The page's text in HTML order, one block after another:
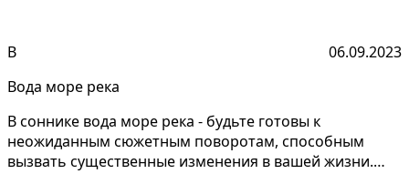
В
06.09.2023
Вода море река
В соннике вода море река - будьте готовы к
неожиданным сюжетным поворотам, способным
вызвать существенные изменения в вашей жизни.